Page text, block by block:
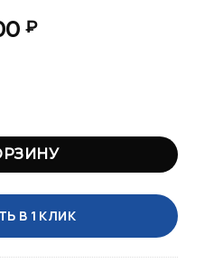
₽Текущая
Avocado Oil 118 мл
В 1 КЛИК